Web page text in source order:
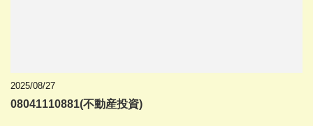
2025/08/27
08041110881(不動産投資)